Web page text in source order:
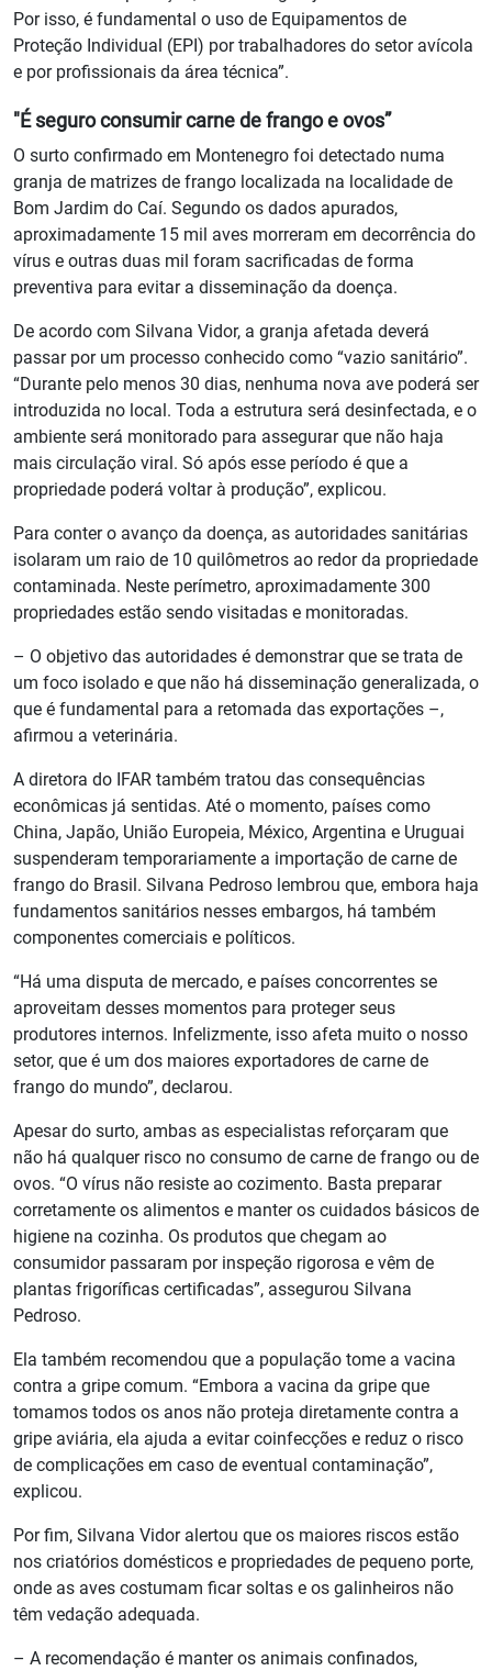
Por isso, é fundamental o uso de Equipamentos de
Proteção Individual (EPI) por trabalhadores do setor avícola
e por profissionais da área técnica”.
"É seguro consumir carne de frango e ovos”
O surto confirmado em Montenegro foi detectado numa
granja de matrizes de frango localizada na localidade de
Bom Jardim do Caí. Segundo os dados apurados,
aproximadamente 15 mil aves morreram em decorrência do
vírus e outras duas mil foram sacrificadas de forma
preventiva para evitar a disseminação da doença.
De acordo com Silvana Vidor, a granja afetada deverá
passar por um processo conhecido como “vazio sanitário”.
“Durante pelo menos 30 dias, nenhuma nova ave poderá ser
introduzida no local. Toda a estrutura será desinfectada, e o
ambiente será monitorado para assegurar que não haja
mais circulação viral. Só após esse período é que a
propriedade poderá voltar à produção”, explicou.
Para conter o avanço da doença, as autoridades sanitárias
isolaram um raio de 10 quilômetros ao redor da propriedade
contaminada. Neste perímetro, aproximadamente 300
propriedades estão sendo visitadas e monitoradas.
– O objetivo das autoridades é demonstrar que se trata de
um foco isolado e que não há disseminação generalizada, o
que é fundamental para a retomada das exportações –,
afirmou a veterinária.
A diretora do IFAR também tratou das consequências
econômicas já sentidas. Até o momento, países como
China, Japão, União Europeia, México, Argentina e Uruguai
suspenderam temporariamente a importação de carne de
frango do Brasil. Silvana Pedroso lembrou que, embora haja
fundamentos sanitários nesses embargos, há também
componentes comerciais e políticos.
“Há uma disputa de mercado, e países concorrentes se
aproveitam desses momentos para proteger seus
produtores internos. Infelizmente, isso afeta muito o nosso
setor, que é um dos maiores exportadores de carne de
frango do mundo”, declarou.
Apesar do surto, ambas as especialistas reforçaram que
não há qualquer risco no consumo de carne de frango ou de
ovos. “O vírus não resiste ao cozimento. Basta preparar
corretamente os alimentos e manter os cuidados básicos de
higiene na cozinha. Os produtos que chegam ao
consumidor passaram por inspeção rigorosa e vêm de
plantas frigoríficas certificadas”, assegurou Silvana
Pedroso.
Ela também recomendou que a população tome a vacina
contra a gripe comum. “Embora a vacina da gripe que
tomamos todos os anos não proteja diretamente contra a
gripe aviária, ela ajuda a evitar coinfecções e reduz o risco
de complicações em caso de eventual contaminação”,
explicou.
Por fim, Silvana Vidor alertou que os maiores riscos estão
nos criatórios domésticos e propriedades de pequeno porte,
onde as aves costumam ficar soltas e os galinheiros não
têm vedação adequada.
– A recomendação é manter os animais confinados,